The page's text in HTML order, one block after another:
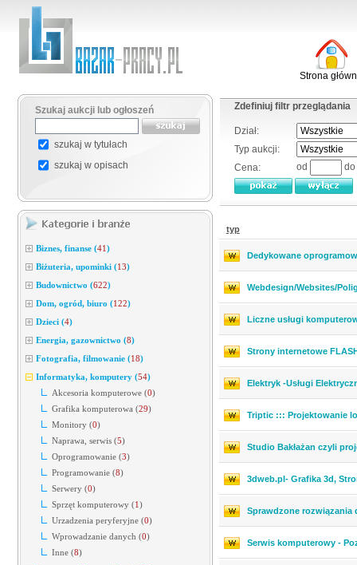
Strona
Szukaj aukcji lub ogłoszeń
szukaj w tytułach
szukaj w opisach
Biznes, finanse (41)
Biżuteria, upominki (13)
Budownictwo (622)
Dom, ogród, biuro (122)
Dzieci (4)
Energia, gazownictwo (8)
Fotografia, filmowanie (18)
Informatyka, komputery (54)
Akcesoria komputerowe (0)
Grafika komputerowa (29)
Monitory (0)
Naprawa, serwis (5)
Oprogramowanie (3)
Programowanie (8)
Serwery (0)
Sprzęt komputerowy (1)
Urzadzenia peryferyjne (0)
Wprowadzanie danych (0)
Inne (8)
Zdefiniuj filtr przeglądania
Dział:
Typ aukcji:
Cena:
od
typ
Dedykowane
Webdesign/Websites/
Liczne usługi
Strony internetowe
Elektryk -Usługi
Triptic ::: Projektowanie
Studio Bakłażan czyli
3dweb.pl- Grafika 3d,
Sprawdzone rozwiązania
Serwis komputerowy -